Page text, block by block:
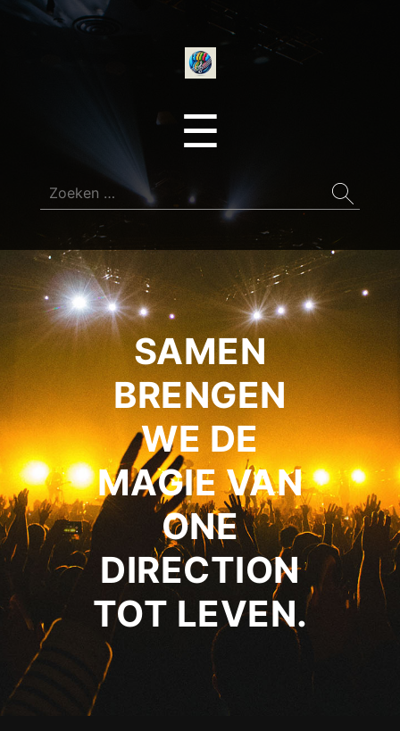
☰
Zoeken
naar:
SAMEN
BRENGEN
WE DE
MAGIE VAN
ONE
DIRECTION
TOT LEVEN.